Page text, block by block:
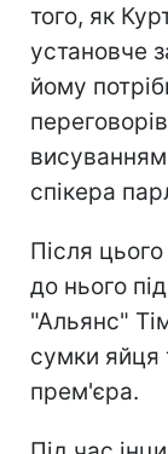
того, як
установче
йому
спікера
Після
до нього
"Альянс"
сумки яйця
прем'єра.